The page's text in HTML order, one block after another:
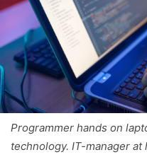
Programmer hands on
technology. IT-manager